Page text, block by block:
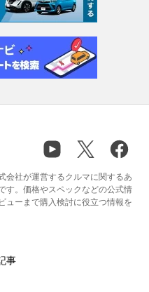
会社が運営するクルマに関するあ
す。価格やスペックなどの公式情
ューまで購入検討に役立つ情報を
事